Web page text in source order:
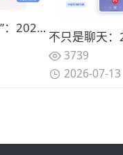
当AI拥有“人味儿”：2026年接近真人音色的智能语音机器人推荐
3739
2026-07-13